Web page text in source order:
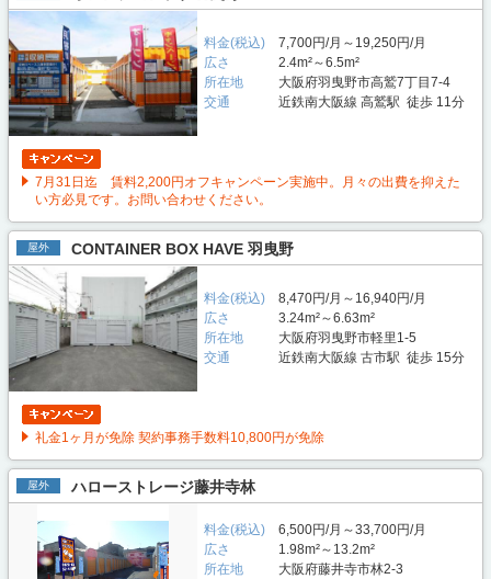
料金(税込)
7,700円/月～19,250円/月
広さ
2.4m²～6.5m²
所在地
大阪府羽曳野市高鷲7丁目7-4
交通
近鉄南大阪線 高鷲駅 徒歩 11分
7月31日迄 賃料2,200円オフキャンペーン実施中。月々の出費を抑えた
い方必見です。お問い合わせください。
屋外 CONTAINER BOX HAVE 羽曳野
料金(税込)
8,470円/月～16,940円/月
広さ
3.24m²～6.63m²
所在地
大阪府羽曳野市軽里1-5
交通
近鉄南大阪線 古市駅 徒歩 15分
礼金1ヶ月が免除 契約事務手数料10,800円が免除
屋外 ハローストレージ藤井寺林
料金(税込)
6,500円/月～33,700円/月
広さ
1.98m²～13.2m²
所在地
大阪府藤井寺市林2-3